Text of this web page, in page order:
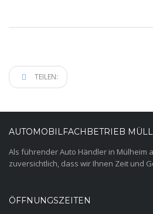
TEILEN:
AUTOMOBILFACHBETRIEB
Als führender Auto Händler in Mülheim
zuversichtlich, dass wir Ihnen Zeit und
ÖFFNUNGSZEITEN